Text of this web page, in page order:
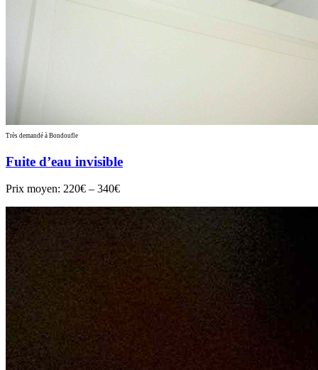
Très demandé à Bondoufle
Fuite d’eau invisible
Prix moyen: 220€ – 340€